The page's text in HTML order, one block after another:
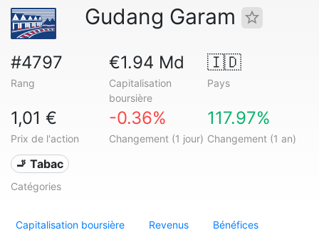
Gudang Garam
#4797
Rang
€1.94 Md
Capitalisation
boursière
🇮🇩
Pays
1,01 €
Prix de l'action
-0.36%
Changement (1 jour)
117.97%
Changement (1 an)
🚬 Tabac
Catégories
Capitalisation boursière Revenus Bénéfices